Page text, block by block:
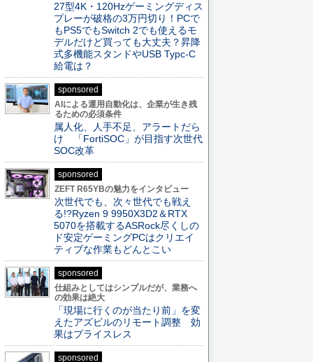
27型4K・120Hzゲーミングディス
プレーが破格の3万円切り！PCで
もPS5でもSwitch 2でも使えるモ
デルだけど買っても大丈夫？昇降
式多機能スタンドやUSB Typc-C
給電は？
sponsored
AIによる運用自動化は、企業が生き残
るための必須条件
属人化、人手不足、アラートだら
け 「FortiSOC」が目指す次世代
SOC改革
sponsored
ZEFT R65YBの魅力をインタビュー
次世代でも、次々世代でも戦え
る!?Ryzen 9 9950X3D2＆RTX
5070を搭載するASRock尽くしの
ド安定ゲーミングPCはクリエイ
ティブな作業もどんとこい
sponsored
仕組みとしてはシンプルだが、業務へ
の効果は絶大
「現場に行くのが当たり前」を変
えたアズビルのリモート調整 効
果はプライスレス
sponsored